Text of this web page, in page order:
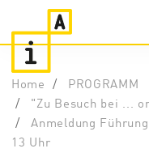
Home
PROGRAMM
"Zu Besuch bei ...
Anmeldung
13 Uhr